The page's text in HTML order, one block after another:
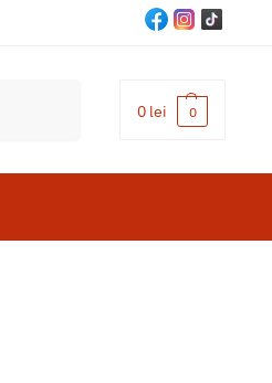
0 lei 0